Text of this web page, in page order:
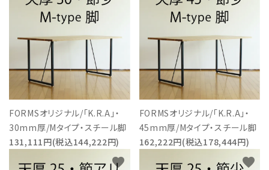
FORMSオリジナル/「K.R.A」・
30mm厚/Mタイプ・スチール脚
131,111円(税込144,222円)
FORMSオリジナル/「K.R.A」・
45mm厚/Mタイプ・スチール脚
162,222円(税込178,444円)
favorite favorite